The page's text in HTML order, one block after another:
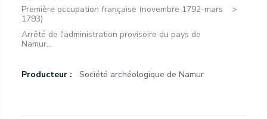
Première occupation française (novembre 1792-mars
1793)
Arrêté de l'administration provisoire du pays de
Namur...
Producteur : Société archéologique de Namur